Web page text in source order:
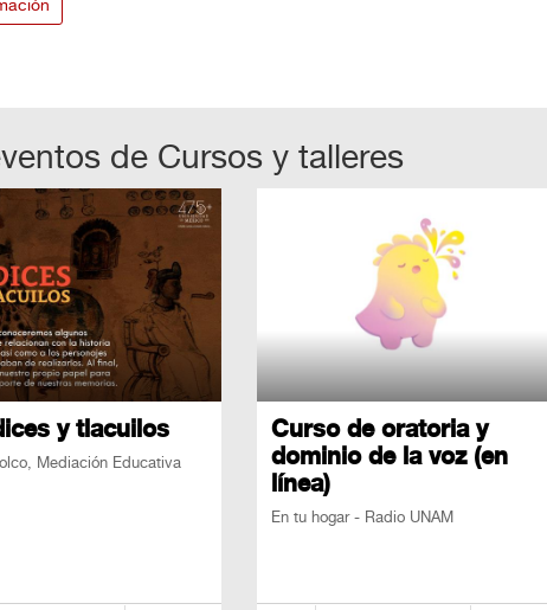
de Cursos y talleres
y tlacuilos
Mediación Educativa
Curso de oratoria y
dominio de la voz (en
línea)
En tu hogar - Radio UNAM